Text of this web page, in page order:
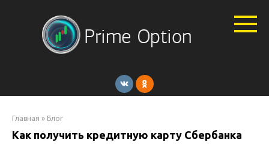
Главная » Блог
Как получить кредитную карту Сбербанка